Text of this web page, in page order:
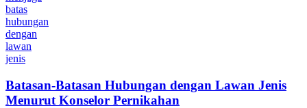
Batasan-Batasan Hubungan dengan Lawan Jenis
Menurut Konselor Pernikahan